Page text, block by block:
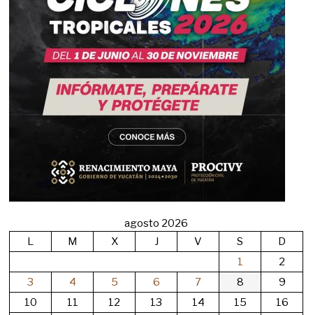
agosto 2026
L
M X J V S
D
1
2
3
4 5 6 7 8
9
10
11 12 13 14 15 16